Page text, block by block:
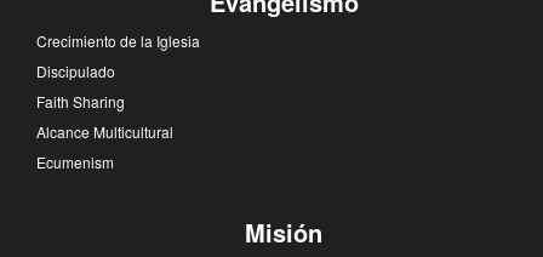
Crecimiento de la Iglesia
Discipulado
Faith Sharing
Alcance Multicultural
Ecumenism
Misión